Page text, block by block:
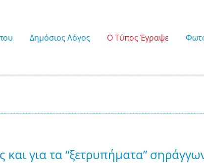
Δημόσιος Λόγος Ο Τύπος Έγραψε
για τα “ξετρυπήματα”